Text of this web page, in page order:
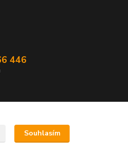
446
Souhlasím